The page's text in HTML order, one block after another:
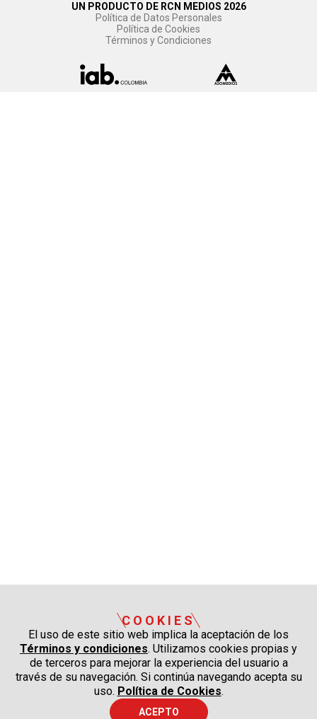
UN PRODUCTO DE RCN MEDIOS 2026
Política de Datos Personales
Política de Cookies
Términos y Condiciones
COOKIES
El uso de este sitio web implica la aceptación de los
Términos y condiciones. Utilizamos cookies propias y
de terceros para mejorar la experiencia del usuario a
través de su navegación. Si continúa navegando acepta su
uso. Política de Cookies.
ACEPTO